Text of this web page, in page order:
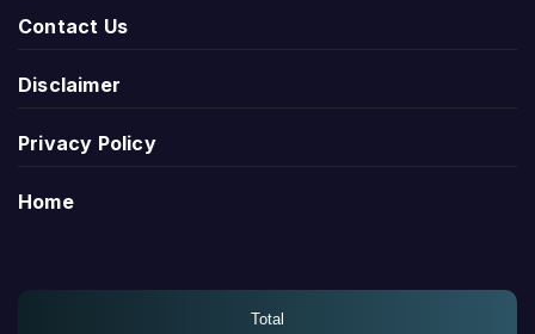
Contact Us
Disclaimer
Privacy Policy
Home
Total